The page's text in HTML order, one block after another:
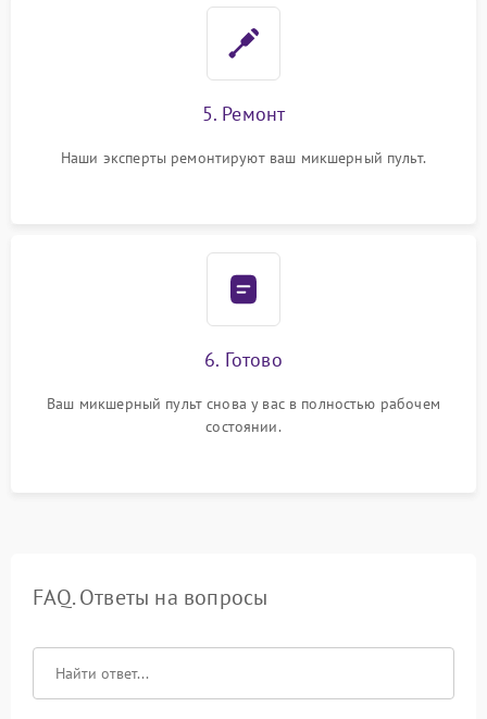
5. Ремонт
Наши эксперты ремонтируют ваш микшерный пульт.
6. Готово
Ваш микшерный пульт снова у вас в полностью рабочем
состоянии.
FAQ. Ответы на вопросы